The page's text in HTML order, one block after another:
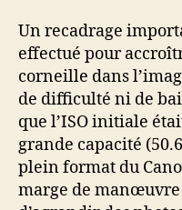
Un recadrage
effectué pour
corneille dans
de difficulté ni de
que l’ISO initiale
grande capacité
plein format du
marge de